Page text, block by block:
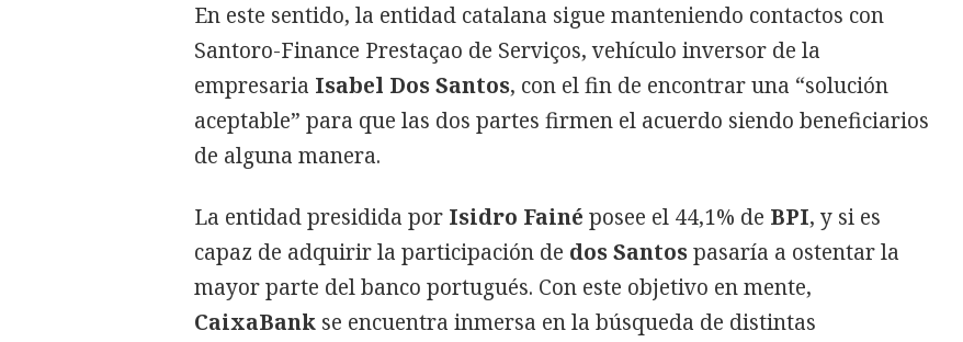
En este sentido, la entidad catalana sigue manteniendo contactos con
Santoro-Finance Prestaçao de Serviços, vehículo inversor de la
empresaria Isabel Dos Santos, con el fin de encontrar una “solución
aceptable” para que las dos partes firmen el acuerdo siendo beneficiarios
de alguna manera.
La entidad presidida por Isidro Fainé posee el 44,1% de BPI, y si es
capaz de adquirir la participación de dos Santospasaría a ostentar la
mayor parte del banco portugués. Con este objetivo en mente,
CaixaBank se encuentra inmersa en la búsqueda de distintas